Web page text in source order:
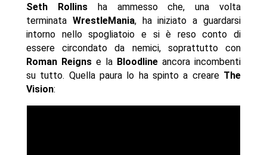
Seth Rollinsha ammesso che, una volta
terminata WrestleMania, ha iniziato a guardarsi
intorno nello spogliatoio e si è reso conto di
essere circondato da nemici, soprattutto con
Roman Reignse la Bloodline ancora incombenti
su tutto. Quella paura lo ha spinto a creare The
Vision: